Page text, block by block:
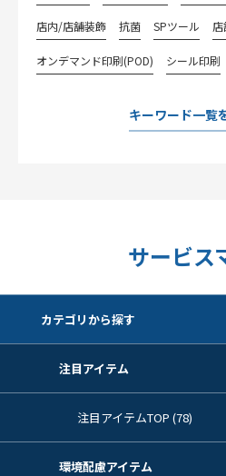
店内/店舗装飾 抗菌 SPツール
オンデマンド印刷(POD) シール印刷
キーワード一覧
サービス
カテゴリから探す
注目アイテム
注目アイテムTOP (78)
環境配慮アイテム